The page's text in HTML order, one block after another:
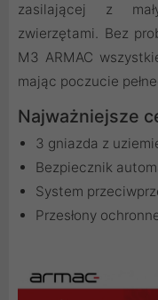
zasilającej z
zwierzętami. Bez
M3 ARMAC
mając poczucie
Najważniejsze
3 gniazda z
Bezpiecznik
System
Przesłony